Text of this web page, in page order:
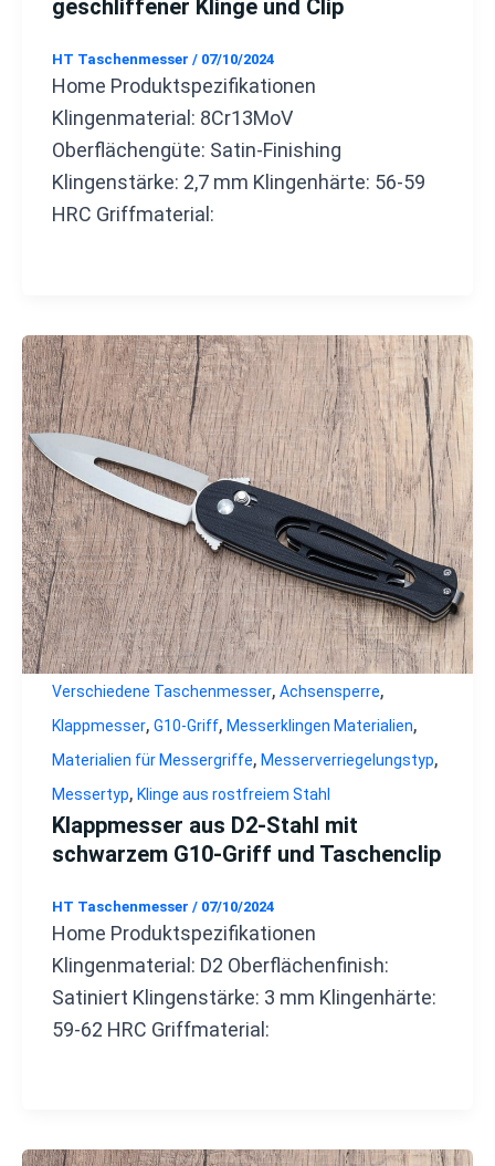
geschliffener Klinge und Clip
HT Taschenmesser / 07/10/2024
Home Produktspezifikationen
Klingenmaterial: 8Cr13MoV
Oberflächengüte: Satin-Finishing
Klingenstärke: 2,7 mm Klingenhärte: 56-59
HRC Griffmaterial:
Verschiedene Taschenmesser, Achsensperre,
Klappmesser, G10-Griff, Messerklingen Materialien,
Materialien für Messergriffe, Messerverriegelungstyp,
Messertyp, Klinge aus rostfreiem Stahl
Klappmesser aus D2-Stahl mit
schwarzem G10-Griff und Taschenclip
HT Taschenmesser / 07/10/2024
Home Produktspezifikationen
Klingenmaterial: D2 Oberflächenfinish:
Satiniert Klingenstärke: 3 mm Klingenhärte:
59-62 HRC Griffmaterial: